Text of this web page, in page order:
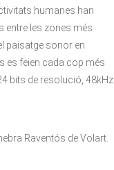
humanes han
entre les zones més
paisatge sonor en
es feien cada cop més
bits de resolució, 48kHz
Raventós de Volart.